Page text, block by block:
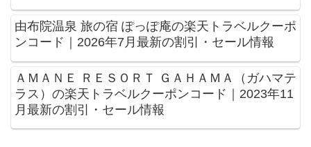
由布院温泉 旅の宿 ぽっぽ庵の楽天トラベルクーポ
ンコード｜2026年7月最新の割引・セール情報
ＡＭＡＮＥ ＲＥＳＯＲＴ ＧＡＨＡＭＡ（ガハマテ
ラス）の楽天トラベルクーポンコード｜2023年11
月最新の割引・セール情報